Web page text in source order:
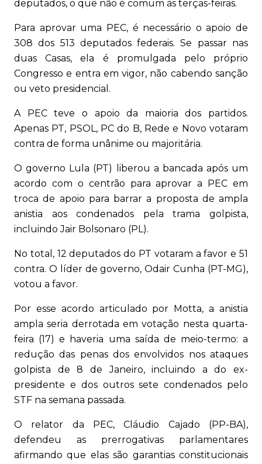
deputados, o que não é comum às terças-feiras.
Para aprovar uma PEC, é necessário o apoio de
308 dos 513 deputados federais. Se passar nas
duas Casas, ela é promulgada pelo próprio
Congresso e entra em vigor, não cabendo sanção
ou veto presidencial.
A PEC teve o apoio da maioria dos partidos.
Apenas PT, PSOL, PC do B, Rede e Novo votaram
contra de forma unânime ou majoritária.
O governo Lula (PT) liberou a bancada após um
acordo com o centrão para aprovar a PEC em
troca de apoio para barrar a proposta de ampla
anistia aos condenados pela trama golpista,
incluindo Jair Bolsonaro (PL).
No total, 12 deputados do PT votaram a favor e 51
contra. O líder de governo, Odair Cunha (PT-MG),
votou a favor.
Por esse acordo articulado por Motta, a anistia
ampla seria derrotada em votação nesta quarta-
feira (17) e haveria uma saída de meio-termo: a
redução das penas dos envolvidos nos ataques
golpista de 8 de Janeiro, incluindo a do ex-
presidente e dos outros sete condenados pelo
STF na semana passada.
O relator da PEC, Cláudio Cajado (PP-BA),
defendeu as prerrogativas parlamentares
afirmando que elas são garantias constitucionais